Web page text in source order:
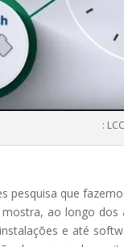
:
pesquisa que
ao longo
e até